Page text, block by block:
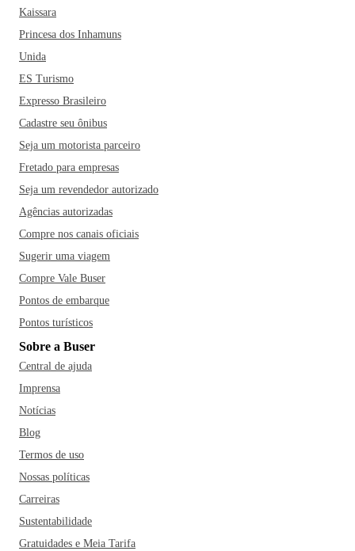
Kaissara
Princesa dos Inhamuns
Unida
ES Turismo
Expresso Brasileiro
Cadastre seu ônibus
Seja um motorista parceiro
Fretado para empresas
Seja um revendedor autorizado
Agências autorizadas
Compre nos canais oficiais
Sugerir uma viagem
Compre Vale Buser
Pontos de embarque
Pontos turísticos
Sobre a Buser
Central de ajuda
Imprensa
Notícias
Blog
Termos de uso
Nossas políticas
Carreiras
Sustentabilidade
Gratuidades e Meia Tarifa